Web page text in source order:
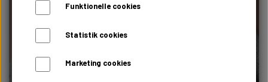
DÅBSGAVER/ NAVNGIVNING
SKILTE TIL FESTEN
WILLOW TREE FIGURER
WILLOW TREE BRYLLUPS FIGURER
Funktionelle cookies
Statistik cookies
Marketing cookies